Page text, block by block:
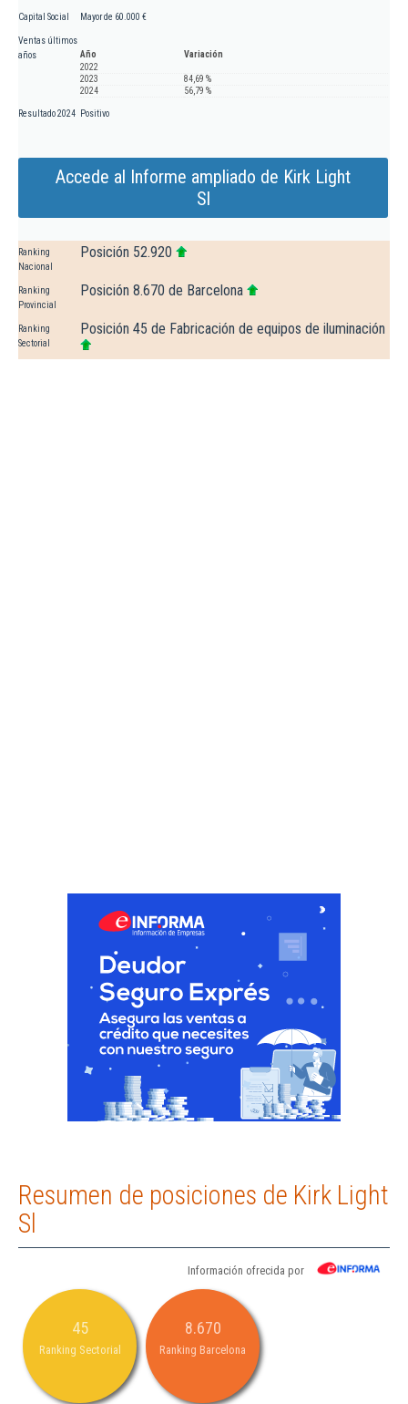
Capital Social Mayor de 60.000 €
Ventas últimos
años
Año
Variación
2022
2023
84,69 %
2024
56,79 %
Resultado 2024 Positivo
Accede al Informe ampliado de Kirk Light
Sl
Ranking
Nacional
Posición 52.920
Ranking
Provincial
Posición 8.670 de Barcelona
Ranking
Sectorial
Posición 45 de Fabricación de equipos de iluminación
Resumen de posiciones de Kirk Light
Sl
Información ofrecida por
45
Ranking Sectorial
8.670
Ranking Barcelona